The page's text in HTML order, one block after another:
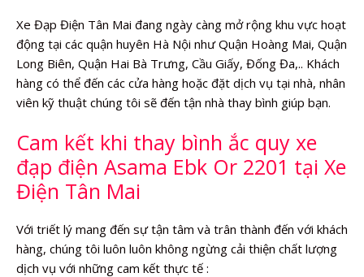
Xe Đạp Điện Tân Mai đang ngày càng mở rộng khu vực hoạt
động tại các quận huyên Hà Nội như Quận Hoàng Mai, Quận
Long Biên, Quận Hai Bà Trưng, Cầu Giấy, Đống Đa,.. Khách
hàng có thể đến các cửa hàng hoặc đặt dịch vụ tại nhà, nhân
viên kỹ thuật chúng tôi sẽ đến tận nhà thay bình giúp bạn.
Cam kết khi thay bình ắc quy xe
đạp điện Asama Ebk Or 2201 tại Xe
Điện Tân Mai
Với triết lý mang đến sự tận tâm và trân thành đến với khách
hàng, chúng tôi luôn luôn không ngừng cải thiện chất lượng
dịch vụ với những cam kết thực tế :